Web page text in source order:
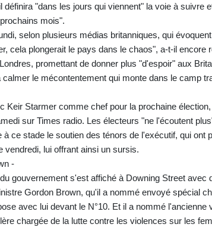
définira "dans les jours qui viennent" la voie à suivre
mois".
selon plusieurs médias britanniques, qui
cela plongerait le pays dans le chaos", a-t-il encore
promettant de donner plus "d'espoir" aux
le mécontentement qui monte dans le camp
Keir Starmer comme chef pour la prochaine
sur Times radio. Les électeurs "ne l'écoutent
à ce stade le soutien des ténors de l'exécutif, qui ont
vendredi, lui offrant ainsi un sursis.
-
gouvernement s'est affiché à Downing Street avec
Gordon Brown, qu'il a nommé envoyé spécial
avec lui devant le N°10. Et il a nommé l'ancienne
chargée de la lutte contre les violences sur les